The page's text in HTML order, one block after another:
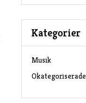
Kategorier
Musik
Okategoriserade